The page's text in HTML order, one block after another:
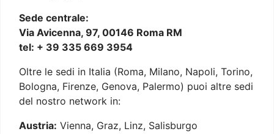
Sede centrale:
Via Avicenna, 97, 00146 Roma RM
tel: + 39 335 669 3954
Oltre le sedi in Italia (Roma, Milano, Napoli, Torino,
Bologna, Firenze, Genova, Palermo) puoi altre sedi
del nostro network in:
Austria: Vienna, Graz, Linz, Salisburgo